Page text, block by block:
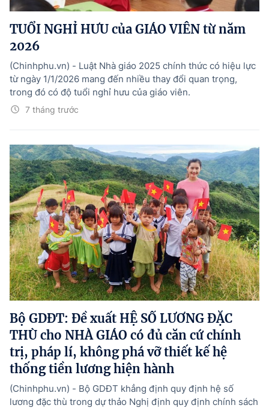
TUỔI NGHỈ HƯU của GIÁO VIÊN từ năm
2026
7 tháng trước
(Chinhphu.vn) - Luật Nhà giáo 2025 chính thức có hiệu lực
từ ngày 1/1/2026 mang đến nhiều thay đổi quan trọng,
trong đó có độ tuổi nghỉ hưu của giáo viên.
Bộ GDĐT: Đề xuất HỆ SỐ LƯƠNG ĐẶC
THÙ cho NHÀ GIÁO có đủ căn cứ chính
trị, pháp lí, không phá vỡ thiết kế hệ
thống tiền lương hiện hành
(Chinhphu.vn) - Bộ GDĐT khẳng định quy định hệ số
lương đặc thù trong dự thảo Nghị định quy định chính sách